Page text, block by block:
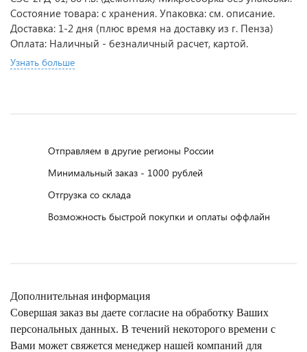
Состояние товара: с хранения. Упаковка: см. описание.
Доставка: 1-2 дня (плюс время на доставку из г. Пенза)
Оплата: Наличный - безналичный расчет, картой.
Узнать больше
Отправляем в другие регионы России
Минимальный заказ - 1000 рублей
Отгрузка со склада
Возможность быстрой покупки и оплаты оффлайн
Дополнительная информация
Совершая заказ вы даете согласие на обработку Ваших
персональных данных. В течений некоторого времени с
Вами может свяжется менеджер нашей компаний для